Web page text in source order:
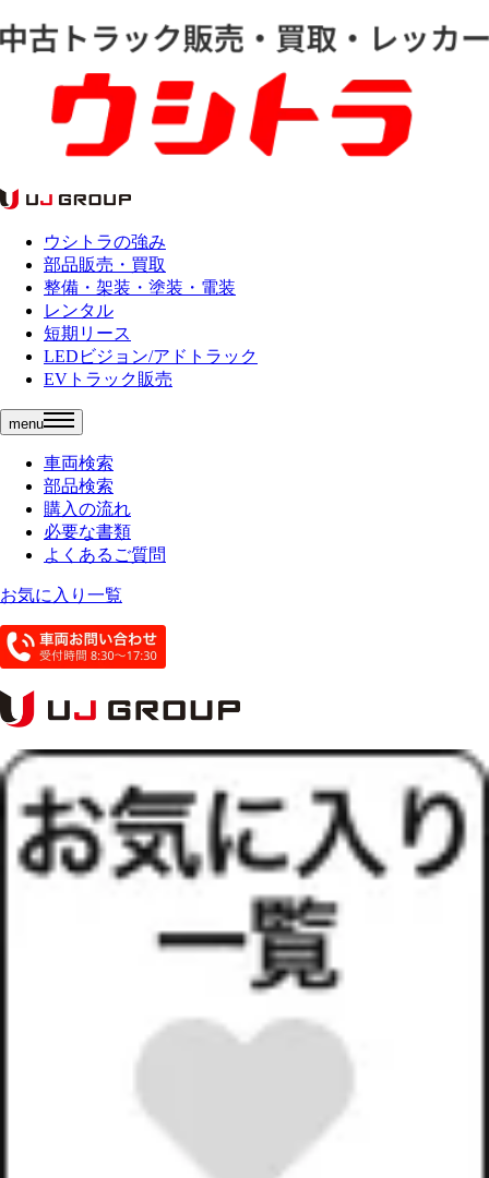
ウシトラの強み
部品販売・買取
整備・架装・塗装・電装
レンタル
短期リース
LEDビジョン/アドトラック
EVトラック販売
menu
車両検索
部品検索
購入の流れ
必要な書類
よくあるご質問
お気に入り一覧